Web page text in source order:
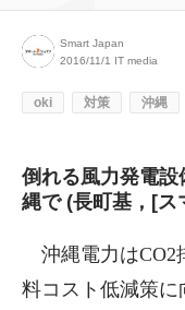
Smart Japan
2016/11/1 IT media
oki 対策 沖縄
倒れる風力発電
縄で (長町基，[ス
沖縄電力はCO2
料コスト低減策に